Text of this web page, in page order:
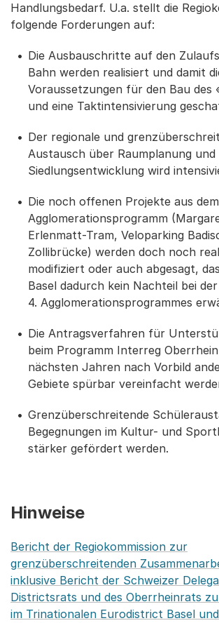
Handlungsbedarf. U.a. stellt die
folgende Forderungen auf:
Die Ausbauschritte auf den
Bahn werden realisiert und damit
Voraussetzungen für den Bau des
und eine Taktintensivierung
Der regionale und
Austausch über Raumplanung und
Siedlungsentwicklung wird
Die noch offenen Projekte aus dem
Agglomerationsprogramm
Erlenmatt-Tram, Veloparking
Zollibrücke) werden doch noch
modifiziert oder auch abgesagt,
Basel dadurch kein Nachteil bei
4. Agglomerationsprogrammes
Die Antragsverfahren für
beim Programm Interreg
nächsten Jahren nach Vorbild
Gebiete spürbar vereinfacht
Grenzüberschreitende
Begegnungen im Kultur- und
stärker gefördert werden.
Hinweise
Bericht der Regiokommission zur
grenzüberschreitenden
inklusive Bericht der Schweizer
Districtsrats und des Oberrheinrats
im Trinationalen Eurodistrict Basel